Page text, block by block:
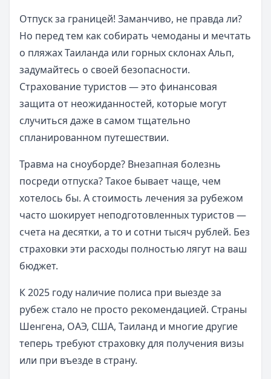
Отпуск за границей! Заманчиво, не правда ли?
Но перед тем как собирать чемоданы и мечтать
о пляжах Таиланда или горных склонах Альп,
задумайтесь о своей безопасности.
Страхование туристов — это финансовая
защита от неожиданностей, которые могут
случиться даже в самом тщательно
спланированном путешествии.
Травма на сноуборде? Внезапная болезнь
посреди отпуска? Такое бывает чаще, чем
хотелось бы. А стоимость лечения за рубежом
часто шокирует неподготовленных туристов —
счета на десятки, а то и сотни тысяч рублей. Без
страховки эти расходы полностью лягут на ваш
бюджет.
К 2025 году наличие полиса при выезде за
рубеж стало не просто рекомендацией. Страны
Шенгена, ОАЭ, США, Таиланд и многие другие
теперь требуют страховку для получения визы
или при въезде в страну.